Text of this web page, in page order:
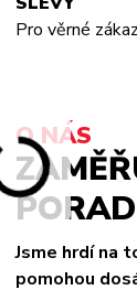
Pro věrné
O NÁS
Jsme hrdí na
pomohou